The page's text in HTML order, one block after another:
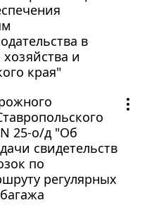
в
и
края"
25-о/д "Об
свидетельств
по
регулярных